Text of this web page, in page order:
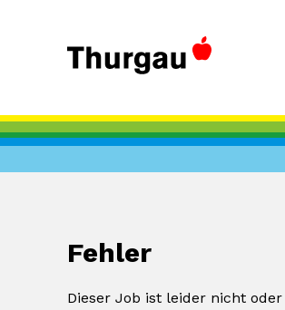
Fehler
Dieser Job ist leider nicht